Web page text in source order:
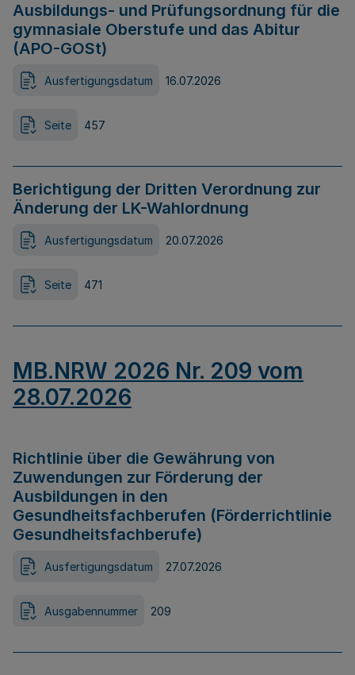
Ausbildungs- und Prüfungsordnung für die
gymnasiale Oberstufe und das Abitur
(APO-GOSt)
Ausfertigungsdatum 16.07.2026
Seite 457
Berichtigung der Dritten Verordnung zur
Änderung der LK-Wahlordnung
Ausfertigungsdatum 20.07.2026
Seite 471
MB.NRW 2026 Nr. 209 vom
28.07.2026
Richtlinie über die Gewährung von
Zuwendungen zur Förderung der
Ausbildungen in den
Gesundheitsfachberufen (Förderrichtlinie
Gesundheitsfachberufe)
Ausfertigungsdatum 27.07.2026
Ausgabennummer 209